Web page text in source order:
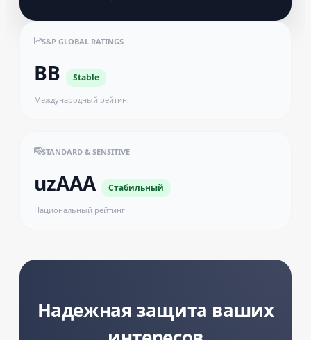
S&P GLOBAL RATINGS
BB Stable
Международный рейтинг
STANDARD & SENSITIVE
uzAAA Стабильный
Национальный рейтинг
Надежная защита ваших